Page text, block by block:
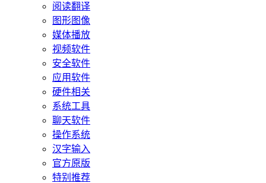
阅读翻译
图形图像
媒体播放
视频软件
安全软件
应用软件
硬件相关
系统工具
聊天软件
操作系统
汉字输入
官方原版
特别推荐